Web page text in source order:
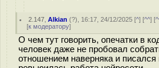
2.147 ,Alkian (?), 16:17, 24/12/2025 [^] [^^] [
[к модератору]
О чем тут говорить, опечатки в
человек даже не пробовал
отношением наверняка и